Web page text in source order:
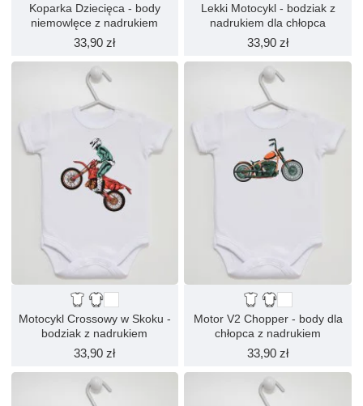
Koparka Dziecięca - body
niemowlęce z nadrukiem
33,90 zł
Lekki Motocykl - bodziak z
nadrukiem dla chłopca
33,90 zł
Motocykl Crossowy w Skoku -
bodziak z nadrukiem
33,90 zł
Motor V2 Chopper - body dla
chłopca z nadrukiem
33,90 zł